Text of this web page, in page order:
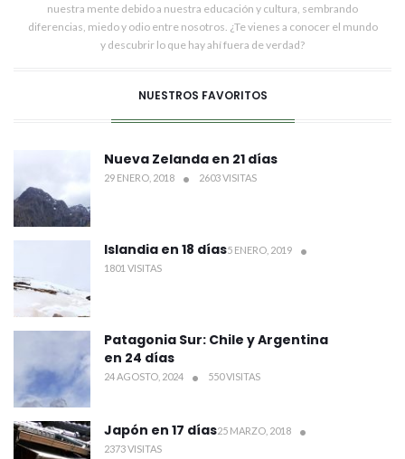
nuestra mente debido a nuestra educación y cultura, sembrando
diferencias, miedo y odio entre nosotros. ¿Te vienes a conocer el mundo
y descubrir lo que hay ahí fuera de verdad?
NUESTROS FAVORITOS
Nueva Zelanda en 21 días
29 ENERO, 2018 2603 VISITAS
Islandia en 18 días5 ENERO, 2019
1801 VISITAS
Patagonia Sur: Chile y Argentina
en 24 días
24 AGOSTO, 2024 550 VISITAS
Japón en 17 días25 MARZO, 2018
2373 VISITAS